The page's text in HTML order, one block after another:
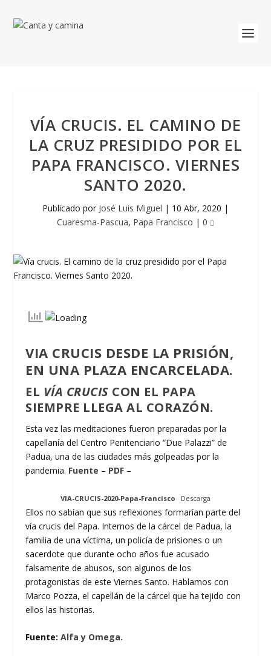
VÍA CRUCIS. EL CAMINO DE
LA CRUZ PRESIDIDO POR EL
PAPA FRANCISCO. VIERNES
SANTO 2020.
Publicado por José Luis Miguel | 10 Abr, 2020 |
Cuaresma-Pascua, Papa Francisco | 0
VIA CRUCIS DESDE LA PRISIÓN,
EN UNA PLAZA ENCARCELADA.
EL VÍA CRUCIS CON EL PAPA
SIEMPRE LLEGA AL CORAZÓN.
Esta vez las meditaciones fueron preparadas por la
capellanía del Centro Penitenciario “Due Palazzi” de
Padua, una de las ciudades más golpeadas por la
pandemia. Fuente – PDF –
VIA-CRUCIS-2020-Papa-Francisco Descarga
Ellos no sabían que sus reflexiones formarían parte del
vía crucis del Papa. Internos de la cárcel de Padua, la
familia de una víctima, un policía de prisiones o un
sacerdote que durante ocho años fue acusado
falsamente de abusos, son algunos de los
protagonistas de este Viernes Santo. Hablamos con
Marco Pozza, el capellán de la cárcel que ha tejido con
ellos las historias.
Fuente:Alfa y Omega.